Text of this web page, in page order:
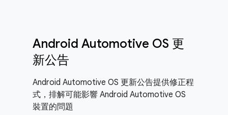
Android Automotive OS 更
新公告
Android Automotive OS 更新公告提供修正程
式，排解可能影響 Android Automotive OS
裝置的問題